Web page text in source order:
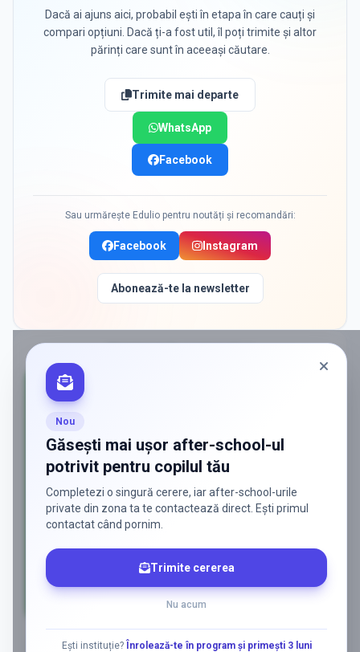
Dacă ai ajuns aici, probabil ești în etapa în care cauți și
compari opțiuni. Dacă ți-a fost util, îl poți trimite și altor
părinți care sunt în aceeași căutare.
Trimite mai departe
WhatsApp
Facebook
Sau urmărește Edulio pentru noutăți și recomandări:
Facebook Instagram
Abonează-te la newsletter
Nou
Găsești mai ușor after-school-ul
potrivit pentru copilul tău
Completezi o singură cerere, iar after-school-urile
private din zona ta te contactează direct. Ești primul
contactat când pornim.
Trimite cererea
Nu acum
Ești instituție?
Înrolează-te în program și primești 3 luni